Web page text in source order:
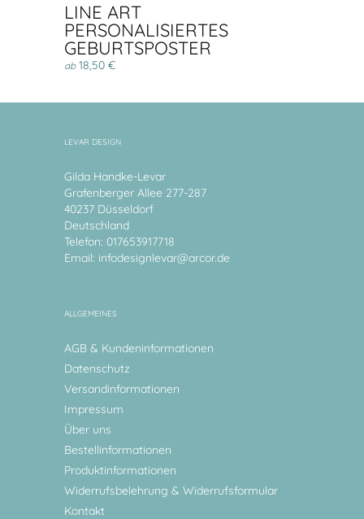
LINE ART
PERSONALISIERTES
GEBURTSPOSTER
ab18,50 €
LEVAR DESIGN
Gilda Handke-Levar
Grafenberger Allee 277-287
40237 Düsseldorf
Deutschland
Telefon: 017653917718
Email: infodesignlevar@arcor.de
ALLGEMEINES
AGB & Kundeninformationen
Datenschutz
Versandinformationen
Impressum
Über uns
Bestellinformationen
Produktinformationen
Widerrufsbelehrung & Widerrufsformular
Kontakt